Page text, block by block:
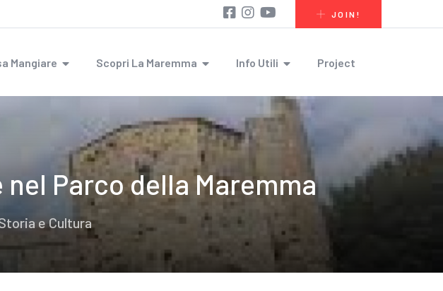
JOIN!
Mangiare Scopri La Maremma Info Utili Project
Parco della Maremma
e Cultura